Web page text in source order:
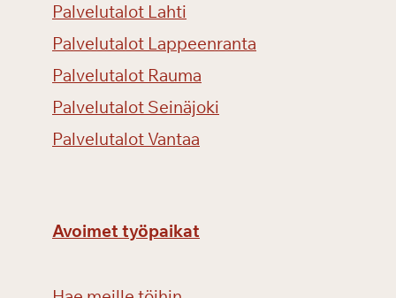
Palvelutalot Lahti
Palvelutalot Lappeenranta
Palvelutalot Rauma
Palvelutalot Seinäjoki
Palvelutalot Vantaa
Avoimet työpaikat